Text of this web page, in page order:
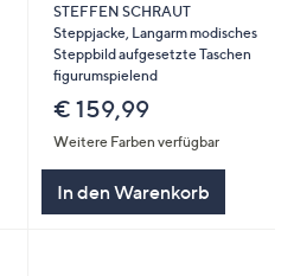
STEFFEN SCHRAUT
Steppjacke, Langarm modisches
Steppbild aufgesetzte Taschen
figurumspielend
€ 159,99
Weitere Farben verfügbar
In den Warenkorb